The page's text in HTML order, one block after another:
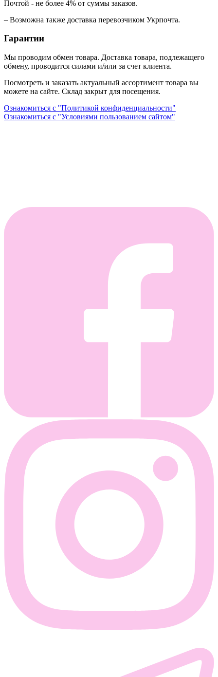
Почтой - не более 4% от суммы заказов.
– Возможна также доставка перевозчиком Укрпочта.
Гарантии
Мы проводим обмен товара. Доставка товара, подлежащего
обмену, проводится силами и/или за счет клиента.
Посмотреть и заказать актуальный ассортимент товара вы
можете на сайте. Склад закрыт для посещения.
Ознакомиться с "Политикой конфиденциальности"
Ознакомиться с "Условиями пользованием сайтом"